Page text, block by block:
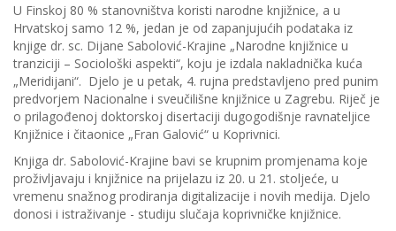
U Finskoj 80 % stanovništva koristi narodne knjižnice, a u
Hrvatskoj samo 12 %, jedan je od zapanjujućih podataka iz
knjige dr. sc. Dijane Sabolović-Krajine „Narodne knjižnice u
tranziciji – Sociološki aspekti“, koju je izdala nakladnička kuća
„Meridijani“. Djelo je u petak, 4. rujna predstavljeno pred punim
predvorjem Nacionalne i sveučilišne knjižnice u Zagrebu. Riječ je
o prilagođenoj doktorskoj disertaciji dugogodišnje ravnateljice
Knjižnice i čitaonice „Fran Galović“ u Koprivnici.
Knjiga dr. Sabolović-Krajine bavi se krupnim promjenama koje
proživljavaju i knjižnice na prijelazu iz 20. u 21. stoljeće, u
vremenu snažnog prodiranja digitalizacije i novih medija. Djelo
donosi i istraživanje - studiju slučaja koprivničke knjižnice.